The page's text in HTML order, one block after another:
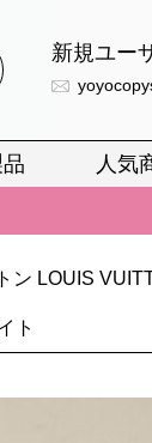
新規ユー
人気
ーコピーのみ取
ーパーコピー バ
ーコピーのみ取
ーパーコピー
ン LOUIS
ト